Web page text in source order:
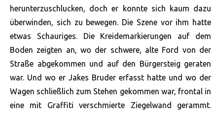
herunterzuschlucken, doch er konnte sich kaum dazu
überwinden, sich zu bewegen. Die Szene vor ihm hatte
etwas Schauriges. Die Kreidemarkierungen auf dem
Boden zeigten an, wo der schwere, alte Ford von der
Straße abgekommen und auf den Bürgersteig geraten
war. Und wo er Jakes Bruder erfasst hatte und wo der
Wagen schließlich zum Stehen gekommen war, frontal in
eine mit Graffiti verschmierte Ziegelwand gerammt.